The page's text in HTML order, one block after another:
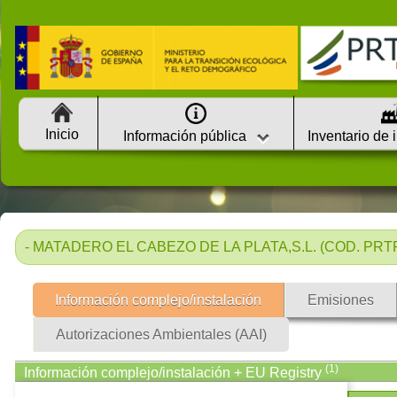
Inicio Información pública Inventario de
- MATADERO EL CABEZO DE LA PLATA,S.L. (COD.
Información complejo/instalación Emisiones
Autorizaciones Ambientales (AAI)
Información complejo/instalación + EU Registry (1)